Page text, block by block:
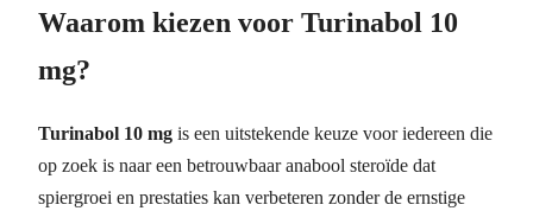
Waarom kiezen voor Turinabol 10
mg?
Turinabol 10 mg is een uitstekende keuze voor iedereen die
op zoek is naar een betrouwbaar anabool steroïde dat
spiergroei en prestaties kan verbeteren zonder de ernstige